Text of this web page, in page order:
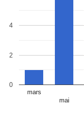
mars
mai
0
2
4